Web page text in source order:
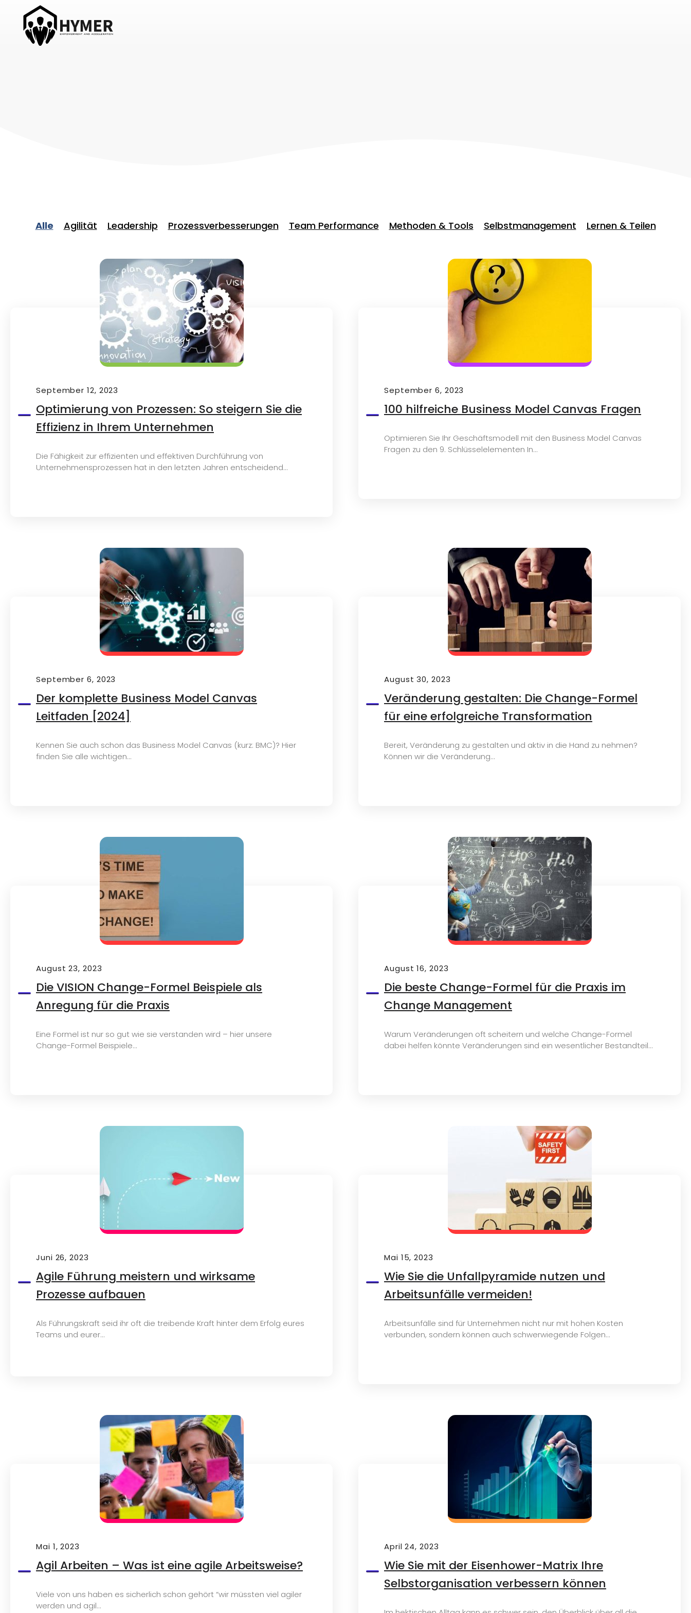
Alle Agilität Leadership Prozessverbesserungen Team Performance Methoden & Tools Selbstmanagement Lernen & Teilen
September 12, 2023
Optimierung von Prozessen: So steigern Sie die
Effizienz in Ihrem Unternehmen
Die Fähigkeit zur effizienten und effektiven Durchführung von
Unternehmensprozessen hat in den letzten Jahren entscheidend...
September 6, 2023
100 hilfreiche Business Model Canvas Fragen
Optimieren Sie Ihr Geschäftsmodell mit den Business Model Canvas
Fragen zu den 9. Schlüsselelementen In...
September 6, 2023
Der komplette Business Model Canvas
Leitfaden [2024]
Kennen Sie auch schon das Business Model Canvas (kurz: BMC)? Hier
finden Sie alle wichtigen...
August 30, 2023
Veränderung gestalten: Die Change-Formel
für eine erfolgreiche Transformation
Bereit, Veränderung zu gestalten und aktiv in die Hand zu nehmen?
Können wir die Veränderung...
August 23, 2023
Die VISION Change-Formel Beispiele als
Anregung für die Praxis
Eine Formel ist nur so gut wie sie verstanden wird – hier unsere
Change-Formel Beispiele...
August 16, 2023
Die beste Change-Formel für die Praxis im
Change Management
Warum Veränderungen oft scheitern und welche Change-Formel
dabei helfen könnte Veränderungen sind ein wesentlicher Bestandteil...
Juni 26, 2023
Agile Führung meistern und wirksame
Prozesse aufbauen
Als Führungskraft seid ihr oft die treibende Kraft hinter dem Erfolg eures
Teams und eurer...
Mai 15, 2023
Wie Sie die Unfallpyramide nutzen und
Arbeitsunfälle vermeiden!
Arbeitsunfälle sind für Unternehmen nicht nur mit hohen Kosten
verbunden, sondern können auch schwerwiegende Folgen...
Mai 1, 2023
Agil Arbeiten – Was ist eine agile Arbeitsweise?
Viele von uns haben es sicherlich schon gehört “wir müssten viel agiler
werden und agil...
April 24, 2023
Wie Sie mit der Eisenhower-Matrix Ihre
Selbstorganisation verbessern können